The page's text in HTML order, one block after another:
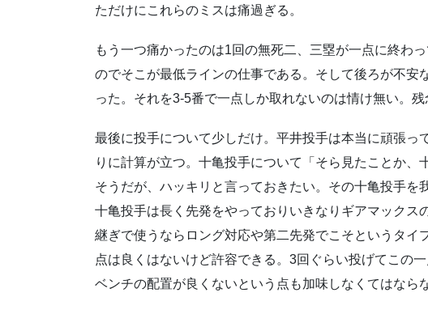
ただけにこれらのミスは痛過ぎる。
もう一つ痛かったのは1回の無死二、三塁が一点に終わ
のでそこが最低ラインの仕事である。そして後ろが不安
った。それを3-5番で一点しか取れないのは情け無い。
最後に投手について少しだけ。平井投手は本当に頑張っ
りに計算が立つ。十亀投手について「そら見たことか、
そうだが、ハッキリと言っておきたい。その十亀投手を
十亀投手は長く先発をやっておりいきなりギアマックス
継ぎで使うならロング対応や第二先発でこそというタイ
点は良くはないけど許容できる。3回ぐらい投げてこの
ベンチの配置が良くないという点も加味しなくてはなら